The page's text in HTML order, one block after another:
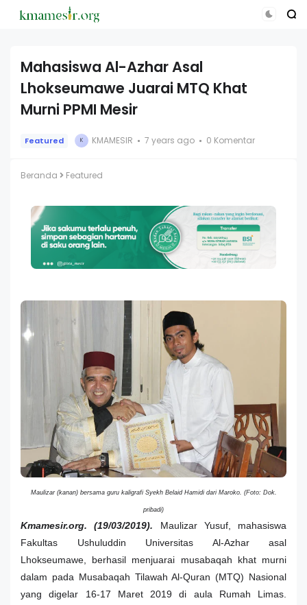
Mahasiswa Al-Azhar Asal
Lhokseumawe Juarai MTQ Khat
Murni PPMI Mesir
Featured K KMAMESIR 7 years ago 0 Komentar
Beranda Featured
Maulizar (kanan) bersama guru kaligrafi Syekh Belaid Hamidi dari Maroko. (Foto: Dok.
pribadi)
Kmamesir.org. (19/03/2019). Maulizar Yusuf, mahasiswa
Fakultas Ushuluddin Universitas Al-Azhar asal
Lhokseumawe, berhasil menjuarai musabaqah khat murni
dalam pada Musabaqah Tilawah Al-Quran (MTQ) Nasional
yang digelar 16-17 Maret 2019 di aula Rumah Limas.